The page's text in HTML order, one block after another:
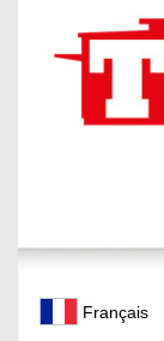
Français